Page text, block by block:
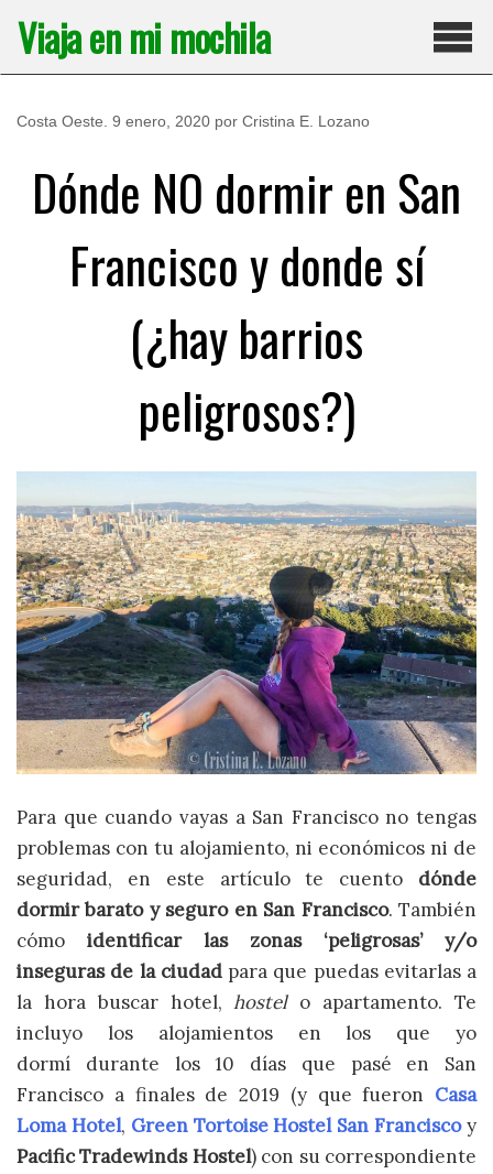
contenido
Viaja en mi mochila
Costa Oeste 9 enero, 2020 por Cristina E. Lozano
Dónde NO dormir en San
Francisco y donde sí
(¿hay barrios
peligrosos?)
Para que cuando vayas a San Francisco no tengas
problemas con tu alojamiento, ni económicos ni de
seguridad, en este artículo te cuento dónde
dormir barato y seguro en San Francisco. También
cómo identificar las zonas ‘peligrosas’ y/o
inseguras de la ciudadpara que puedas evitarlas a
la hora buscar hotel,hostelo apartamento. Te
incluyo los alojamientos en los que yo
dormí durante los 10 días que pasé en San
Francisco a finales de 2019 (y que fueron Casa
Loma Hotel, Green Tortoise Hostel San Franciscoy
Pacific Tradewinds Hostel) con su correspondiente